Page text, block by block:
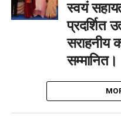
स्वयं
प्रदर्शित
सराहनीय
सम्मानित।